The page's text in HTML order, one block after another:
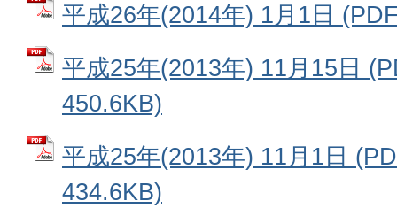
平成26年(2014年) 1月1日
平成25年(2013年) 11月15日
450.6KB)
平成25年(2013年) 11月1日
434.6KB)